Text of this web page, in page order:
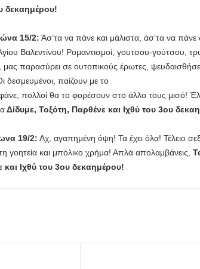
δεκαημέρου!
15/2: Άσ’τα να πάνε και μάλιστα, άσ’τα να
Βαλεντίνου! Ρομαντισμοί, γουτσου-γούτσου,
παρασύρει σε ουτοπικούς έρωτες,
παίζουν με το
πολλοί θα το φορέσουν στο άλλο τους μισό!
Δίδυμε, Τοξότη, Παρθένε και Ιχθύ του 3ου
19/2: Αχ, αγαπημένη όψη! Τα έχει όλα! Τέλειο
γοητεία και μπόλικο χρήμα! Απλά απολαμβάνεις,
και Ιχθύ του 3ου δεκαημέρου!